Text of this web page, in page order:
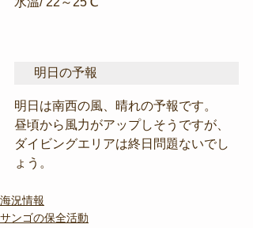
明日の予報
明日は南西の風、晴れの予報です。
昼頃から風力がアップしそうですが、
ダイビングエリアは終日問題ないでし
ょう。
海況情報
サンゴの保全活動